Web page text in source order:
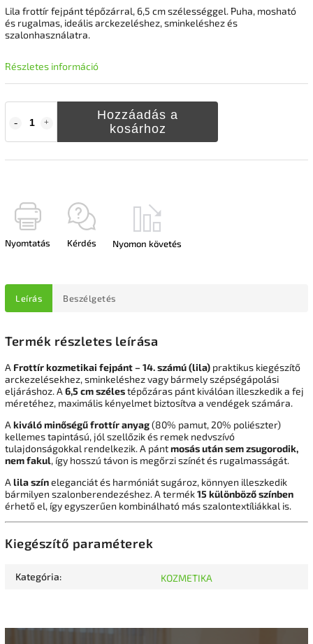
Hozzáadás a
kosárhoz
Lila frottír fejpánt tépőzárral, 6,5 cm szélességgel. Puha, mosható
és rugalmas, ideális arckezeléshez, sminkeléshez és
szalonhasználatra.
Részletes információ
Nyomtatás Kérdés Nyomon követés
Leírás Beszélgetés
Termék részletes leírása
A Frottír kozmetikai fejpánt – 14. számú (lila) praktikus kiegészítő
arckezelésekhez, sminkeléshez vagy bármely szépségápolási
eljáráshoz. A 6,5 cm szélestépőzáras pánt kiválóan illeszkedik a fej
méretéhez, maximális kényelmet biztosítva a vendégek számára.
A kiváló minőségű frottír anyag(80% pamut, 20% poliészter)
kellemes tapintású, jól szellőzik és remek nedvszívó
tulajdonságokkal rendelkezik. A pántmosás után sem zsugorodik,
nem fakul, így hosszú távon is megőrzi színét és rugalmasságát.
A lila színeleganciát és harmóniát sugároz, könnyen illeszkedik
bármilyen szalonberendezéshez. A termék15 különböző színben
érhető el, így egyszerűen kombinálható más szalontextíliákkal is.
Kiegészítő paraméterek
Kategória: KOZMETIKA